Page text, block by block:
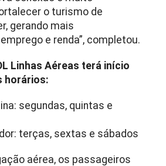
o turismo de
gerando mais
e renda”, completou.
Linhas Aéreas terá início
horários:
segundas, quintas e
terças, sextas e sábados
aérea, os passageiros